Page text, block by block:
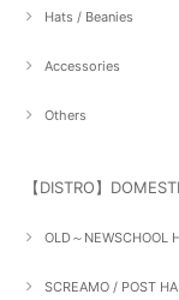
Hats / Beanies
Accessories
Others
【DISTRO】
OLD～NEWSCHOOL
SCREAMO / POST